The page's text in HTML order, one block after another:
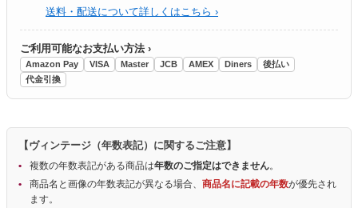
送料・配送について詳しくはこちら ›
ご利用可能なお支払い方法 ›
Amazon Pay VISA Master JCB AMEX Diners
後払い
代金引換
【ヴィンテージ（年数表記）に関するご注意】
複数の年数表記がある商品は年数のご指定はできません。
商品名と画像の年数表記が異なる場合、 商品名に記載の年数が優先され
ます。